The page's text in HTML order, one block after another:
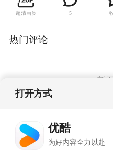
人中国家庭
超清画质 5
热门评论
暂
打开方式
优酷
为好内容全力以赴